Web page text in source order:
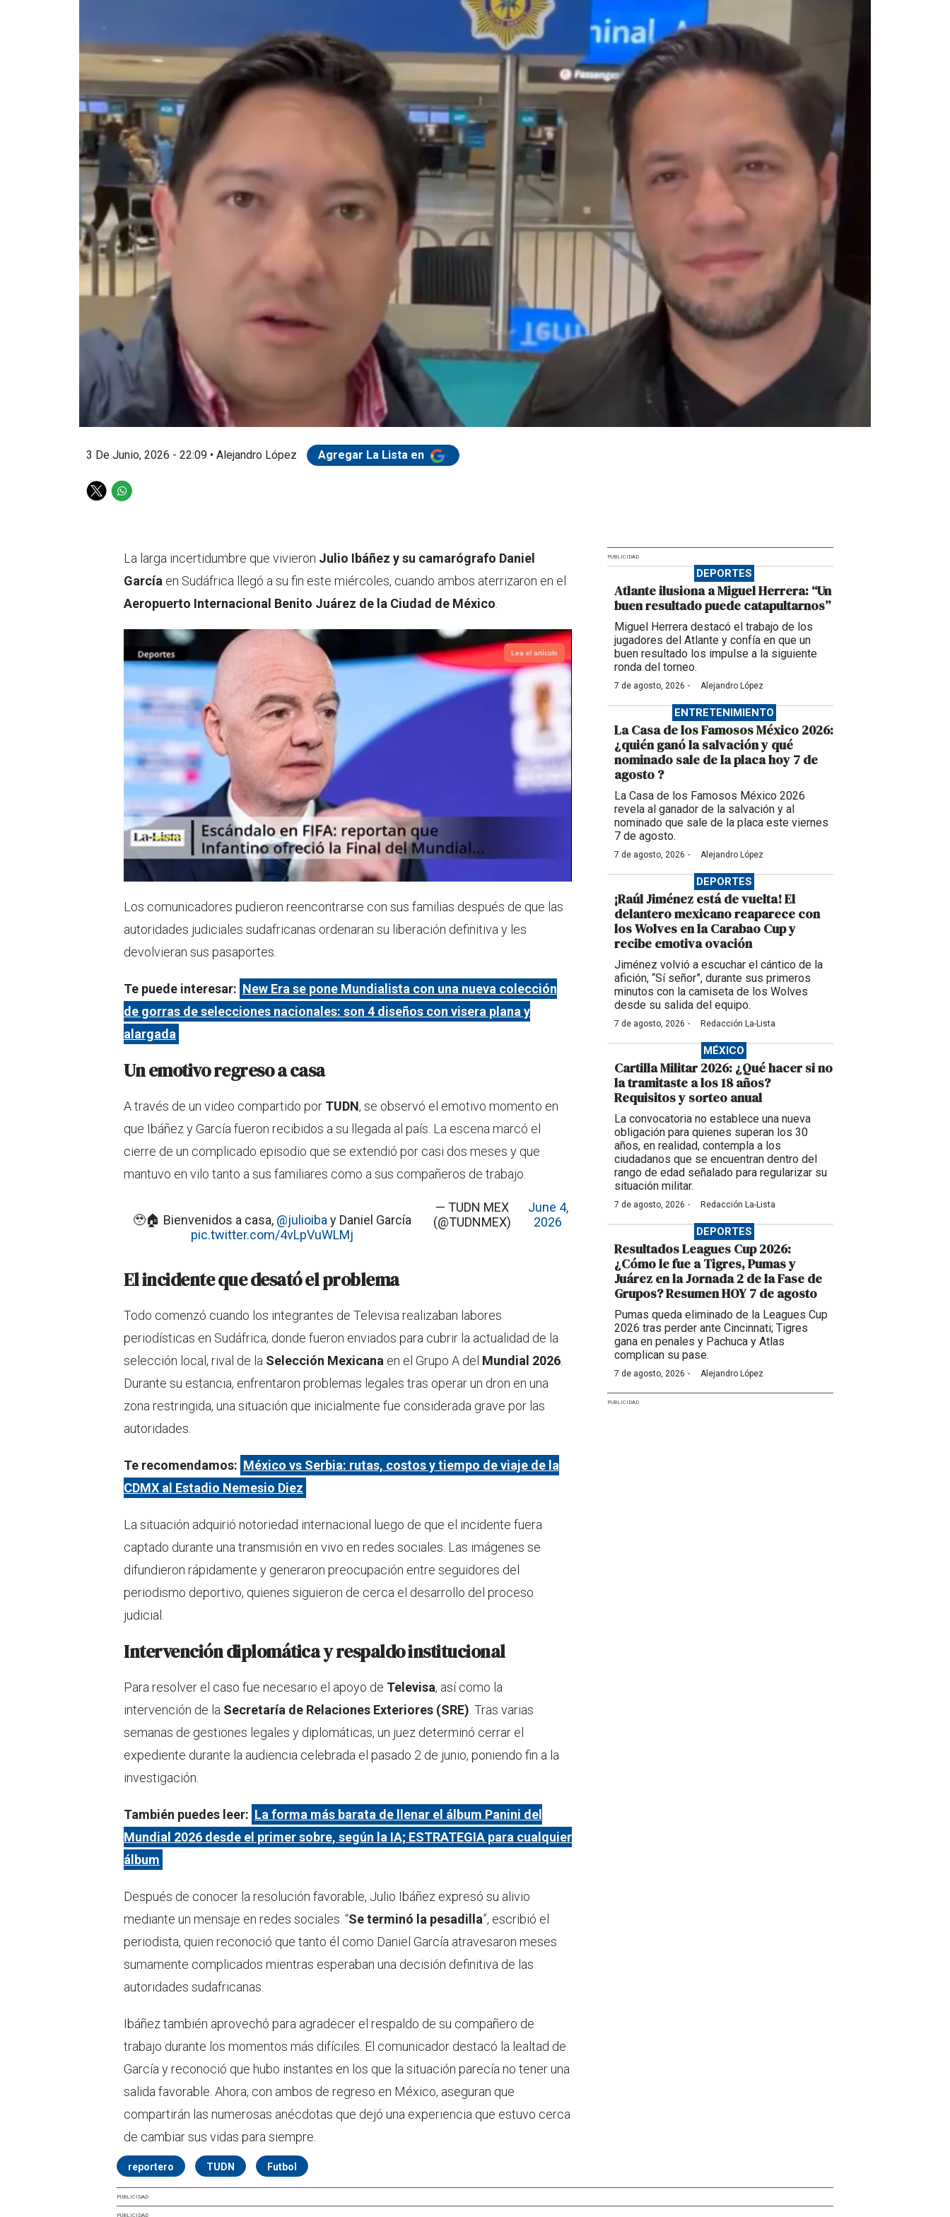
3 De Junio, 2026 - 22:09 • Alejandro López Agregar La Lista en
T
W
s
p
p
La larga incertidumbre que vivieron Julio Ibáñez y su camarógrafo Daniel
García en Sudáfrica llegó a su fin este miércoles, cuando ambos aterrizaron en el
Aeropuerto Internacional Benito Juárez de la Ciudad de México.
Lea el artículo
Los comunicadores pudieron reencontrarse con sus familias después de que las
autoridades judiciales sudafricanas ordenaran su liberación definitiva y les
devolvieran sus pasaportes.
Te puede interesar: New Era se pone Mundialista con una nueva colección
de gorras de selecciones nacionales: son 4 diseños con visera plana y
alargada
Un emotivo regreso a casa
A través de un video compartido por TUDN, se observó el emotivo momento en
que Ibáñez y García fueron recibidos a su llegada al país. La escena marcó el
cierre de un complicado episodio que se extendió por casi dos meses y que
mantuvo en vilo tanto a sus familiares como a sus compañeros de trabajo.
🥹🏠 Bienvenidos a casa, @julioiba y Daniel García
pic.twitter.com/4vLpVuWLMj
— TUDN MEX
(@TUDNMEX)
June 4,
2026
El incidente que desató el problema
Todo comenzó cuando los integrantes de Televisa realizaban labores
periodísticas en Sudáfrica, donde fueron enviados para cubrir la actualidad de la
selección local, rival de la Selección Mexicana en el Grupo A del Mundial 2026
Durante su estancia, enfrentaron problemas legales tras operar un dron en una
zona restringida, una situación que inicialmente fue considerada grave por las
autoridades.
Te recomendamos: México vs Serbia: rutas, costos y tiempo de viaje de la
CDMX al Estadio Nemesio Diez
La situación adquirió notoriedad internacional luego de que el incidente fuera
captado durante una transmisión en vivo en redes sociales. Las imágenes se
difundieron rápidamente y generaron preocupación entre seguidores del
periodismo deportivo, quienes siguieron de cerca el desarrollo del proceso
judicial.
Intervención diplomática y respaldo institucional
Para resolver el caso fue necesario el apoyo de Televisa, así como la
intervención de la Secretaría de Relaciones Exteriores (SRE) . Tras varias
semanas de gestiones legales y diplomáticas, un juez determinó cerrar el
expediente durante la audiencia celebrada el pasado 2 de junio, poniendo fin a la
investigación.
También puedes leer: La forma más barata de llenar el álbum Panini del
Mundial 2026 desde el primer sobre, según la IA; ESTRATEGIA para cualquier
álbum
Después de conocer la resolución favorable, Julio Ibáñez expresó su alivio
mediante un mensaje en redes sociales. “Se terminó la pesadilla”, escribió el
periodista, quien reconoció que tanto él como Daniel García atravesaron meses
sumamente complicados mientras esperaban una decisión definitiva de las
autoridades sudafricanas.
Ibáñez también aprovechó para agradecer el respaldo de su compañero de
trabajo durante los momentos más difíciles. El comunicador destacó la lealtad de
García y reconoció que hubo instantes en los que la situación parecía no tener una
salida favorable. Ahora, con ambos de regreso en México, aseguran que
compartirán las numerosas anécdotas que dejó una experiencia que estuvo cerca
de cambiar sus vidas para siempre.
reportero TUDN Futbol
PUBLICIDAD
DEPORTES
Atlante ilusiona a Miguel Herrera: “Un
buen resultado puede catapultarnos”
Miguel Herrera destacó el trabajo de los
jugadores del Atlante y confía en que un
buen resultado los impulse a la siguiente
ronda del torneo.
7 de agosto, 2026 · Alejandro López
ENTRETENIMIENTO
La Casa de los Famosos México 2026:
¿quién ganó la salvación y qué
nominado sale de la placa hoy 7 de
agosto ?
La Casa de los Famosos México 2026
revela al ganador de la salvación y al
nominado que sale de la placa este viernes
7 de agosto.
7 de agosto, 2026 · Alejandro López
DEPORTES
¡Raúl Jiménez está de vuelta! El
delantero mexicano reaparece con
los Wolves en la Carabao Cup y
recibe emotiva ovación
Jiménez volvió a escuchar el cántico de la
afición, “Sí señor”, durante sus primeros
minutos con la camiseta de los Wolves
desde su salida del equipo.
7 de agosto, 2026 · Redacción La-Lista
MÉXICO
Cartilla Militar 2026: ¿Qué hacer si no
la tramitaste a los 18 años?
Requisitos y sorteo anual
La convocatoria no establece una nueva
obligación para quienes superan los 30
años, en realidad, contempla a los
ciudadanos que se encuentran dentro del
rango de edad señalado para regularizar su
situación militar.
7 de agosto, 2026 · Redacción La-Lista
DEPORTES
Resultados Leagues Cup 2026:
¿Cómo le fue a Tigres, Pumas y
Juárez en la Jornada 2 de la Fase de
Grupos? Resumen HOY 7 de agosto
Pumas queda eliminado de la Leagues Cup
2026 tras perder ante Cincinnati; Tigres
gana en penales y Pachuca y Atlas
complican su pase.
7 de agosto, 2026 · Alejandro López
PUBLICIDAD
PUBLICIDAD
PUBLICIDAD